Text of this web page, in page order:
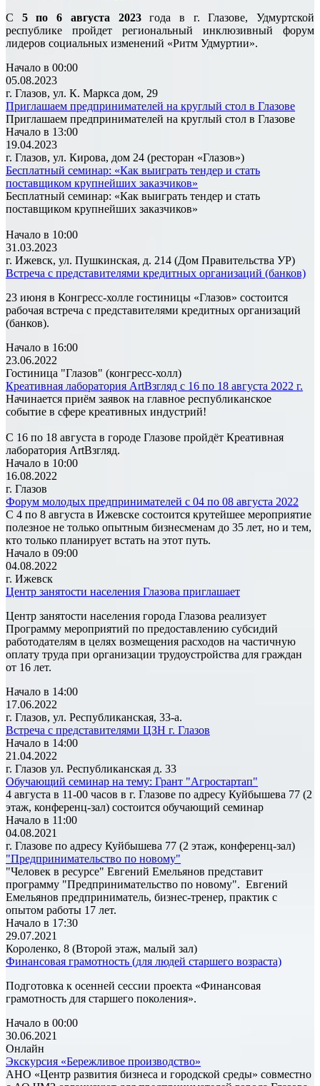
С 5 по 6 августа 2023года в г. Глазове, Удмуртской
республике пройдет региональный инклюзивный форум
лидеров социальных изменений «Ритм Удмуртии».
Начало в 00:00
05.08.2023
г. Глазов, ул. К. Маркса дом, 29
Приглашаем предпринимателей на круглый стол в Глазове
Приглашаем предпринимателей на круглый стол в Глазове
Начало в 13:00
19.04.2023
г. Глазов, ул. Кирова, дом 24 (ресторан «Глазов»)
Бесплатный семинар: «Как выиграть тендер и стать
поставщиком крупнейших заказчиков»
Бесплатный семинар: «Как выиграть тендер и стать
поставщиком крупнейших заказчиков»
Начало в 10:00
31.03.2023
г. Ижевск, ул. Пушкинская, д. 214 (Дом Правительства УР)
Встреча с представителями кредитных организаций (банков)
23 июня в Конгресс-холле гостиницы «Глазов» состоится
рабочая встреча с представителями кредитных организаций
(банков).
Начало в 16:00
23.06.2022
Гостиница "Глазов" (конгресс-холл)
Креативная лаборатория ArtВзгляд с 16 по 18 августа 2022 г.
Начинается приём заявок на главное республиканское
событие в сфере креативных индустрий!
С 16 по 18 августа в городе Глазове пройдёт Креативная
лаборатория ArtВзгляд.
Начало в 10:00
16.08.2022
г. Глазов
Форум молодых предпринимателей с 04 по 08 августа 2022
С 4 по 8 августа в Ижевске состоится крутейшее мероприятие
полезное не только опытным бизнесменам до 35 лет, но и тем,
кто только планирует встать на этот путь.
Начало в 09:00
04.08.2022
г. Ижевск
Центр занятости населения Глазова приглашает
Центр занятости населения города Глазова реализует
Программу мероприятий по предоставлению субсидий
работодателям в целях возмещения расходов на частичную
оплату труда при организации трудоустройства для граждан
от 16 лет.
Начало в 14:00
17.06.2022
г. Глазов, ул. Республиканская, 33-а.
Встреча с представителями ЦЗН г. Глазов
Начало в 14:00
21.04.2022
г. Глазов ул. Республиканская д. 33
Обучающий семинар на тему: Грант "Агростартап"
4 августа в 11-00 часов в г. Глазове по адресу Куйбышева 77 (2
этаж, конференц-зал) состоится обучающий семинар
Начало в 11:00
04.08.2021
г. Глазове по адресу Куйбышева 77 (2 этаж, конференц-зал)
"Предпринимательство по новому"
"Человек в ресурсе" Евгений Емельянов представит
программу "Предпринимательство по новому". Евгений
Емельянов предприниматель, бизнес-тренер, практик с
опытом работы 17 лет.
Начало в 17:30
29.07.2021
Короленко, 8 (Второй этаж, малый зал)
Финансовая грамотность (для людей старшего возраста)
Подготовка к осенней сессии проекта «Финансовая
грамотность для старшего поколения».
Начало в 00:00
30.06.2021
Онлайн
Экскурсия «Бережливое производство»
АНО «Центр развития бизнеса и городской среды» совместно